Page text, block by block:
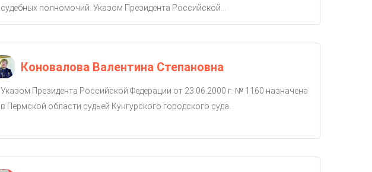
судебных полномочий. Указом Президента Российской...
Коновалова Валентина Степановна
Указом Президента Российской Федерации от 23.06.2000 г. № 1160 назначена
в Пермской области судьей Кунгурского городского суда.